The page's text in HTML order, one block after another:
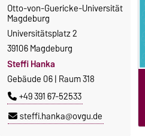
Otto-von-Guericke-Universität
Magdeburg
Universitätsplatz 2
39106 Magdeburg
Steffi Hanka
Gebäude 06 | Raum 318
+49 391 67-52533
steffi.hanka@ovgu.de